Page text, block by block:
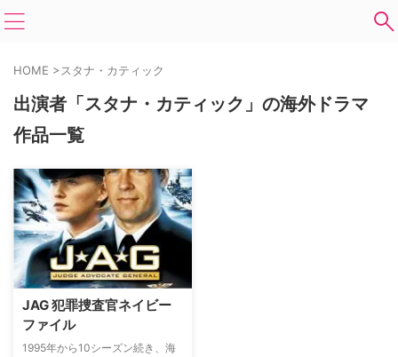
HOME >スタナ・カティック
出演者「スタナ・カティック」の海外ドラマ
作品一覧
JAG 犯罪捜査官ネイビー
ファイル
1995年から10シーズン続き、海